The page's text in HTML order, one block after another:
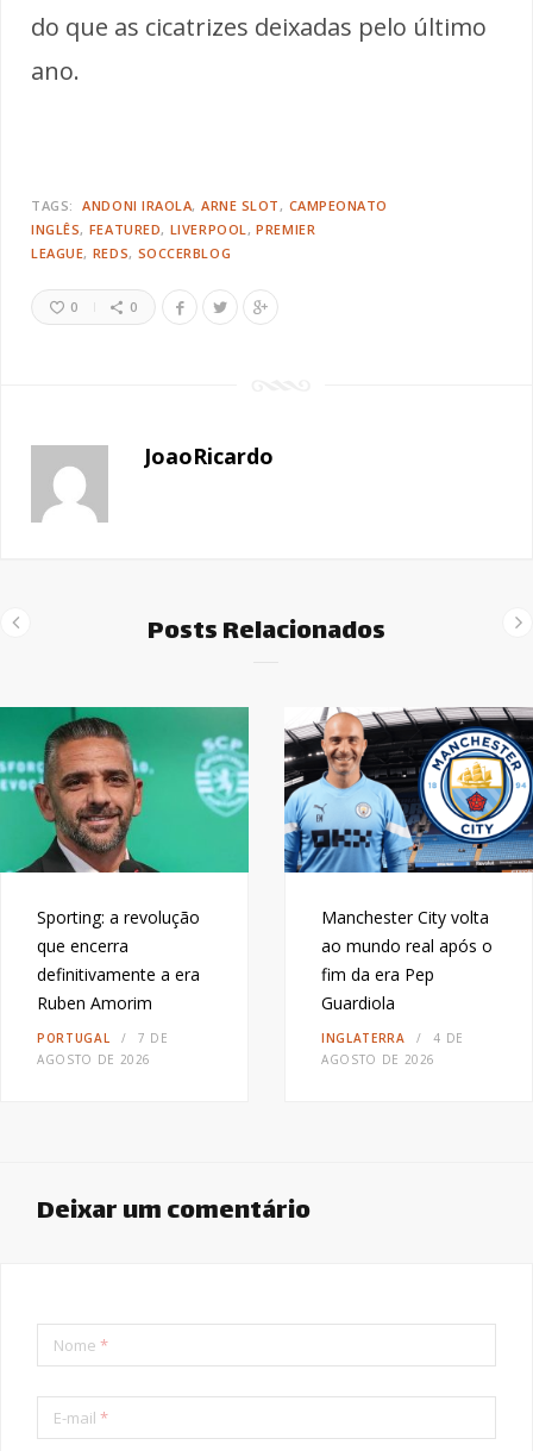
do que as cicatrizes deixadas pelo último
ano.
TAGS: ANDONI IRAOLA ARNE SLOT
CAMPEONATO
INGLÊS FEATURED LIVERPOOL
PREMIER
LEAGUE REDS SOCCERBLOG
0 0
JoaoRicardo
Posts Relacionados
Sporting: a revolução
que encerra
definitivamente a era
Ruben Amorim
PORTUGAL
7 DE
AGOSTO DE 2026
Manchester City volta
ao mundo real após o
fim da era Pep
Guardiola
INGLATERRA
4 DE
AGOSTO DE 2026
Deixar um comentário
Nome *
E-mail *